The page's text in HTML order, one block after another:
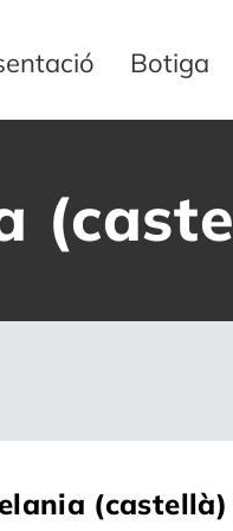
Botiga
(castellà)